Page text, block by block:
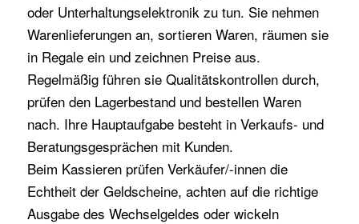
oder Unterhaltungselektronik zu tun. Sie nehmen
Warenlieferungen an, sortieren Waren, räumen sie
in Regale ein und zeichnen Preise aus.
Regelmäßig führen sie Qualitätskontrollen durch,
prüfen den Lagerbestand und bestellen Waren
nach. Ihre Hauptaufgabe besteht in Verkaufs- und
Beratungsgesprächen mit Kunden.
Beim Kassieren prüfen Verkäufer/-innen die
Echtheit der Geldscheine, achten auf die richtige
Ausgabe des Wechselgeldes oder wickeln